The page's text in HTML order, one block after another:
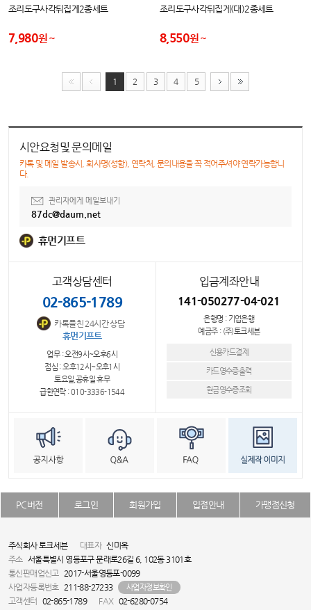
조리도구사각뒤집게2종세트
7,980원
조리도구사각뒤집게(대)2종세트
8,550원
1 2 3 4 5
시안요청및 문의메일
카톡 및 메일 발송시, 회사명(성함), 연락처, 문의내용을 꼭 적어주셔야 연락가능합니
다.
관리자에게 메일보내기
87dc@daum.net
휴먼기프트
고객상담센터
02-865-1789
카톡플친 24시간 상담
휴먼기프트
업무 : 오전9시~오후6시
점심 : 오후12시~오후1시
토요일,공휴일 휴무
급한연락 : 010-3336-1544
입금계좌안내
141-050277-04-021
은행명 : 기업은행
예금주 : (주)토크세븐
신용카드결제
카드영수증출력
현금영수증조회
PC버전 로그인 회원가입 입점안내 가맹점신청
주식회사 토크세븐 대표자 신미옥
주소 서울특별시 영등포구 문래로26길 6, 102동 3101호
통신판매업신고 2017-서울영등포-0099
사업자등록번호 211-88-27233 사업자정보확인
고객센터 02-865-1789 FAX 02-6280-0754